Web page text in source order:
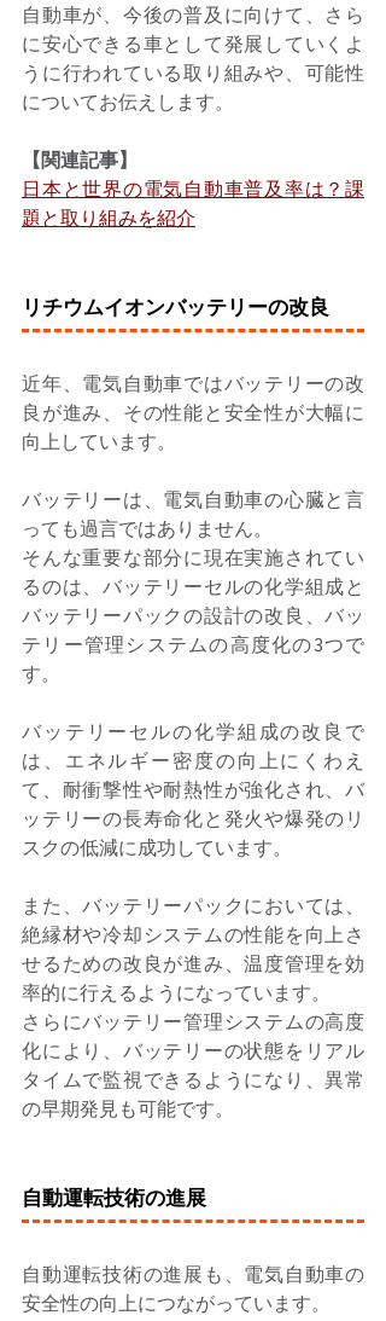
自動車が、今後の普及に向けて、さら
に安心できる車として発展していくよ
うに行われている取り組みや、可能性
についてお伝えします。
【関連記事】
日本と世界の電気自動車普及率は？課
題と取り組みを紹介
リチウムイオンバッテリーの改良
近年、電気自動車ではバッテリーの改
良が進み、その性能と安全性が大幅に
向上しています。
バッテリーは、電気自動車の心臓と言
っても過言ではありません。
そんな重要な部分に現在実施されてい
るのは、バッテリーセルの化学組成と
バッテリーパックの設計の改良、バッ
テリー管理システムの高度化の3つで
す。
バッテリーセルの化学組成の改良で
は、エネルギー密度の向上にくわえ
て、耐衝撃性や耐熱性が強化され、バ
ッテリーの長寿命化と発火や爆発のリ
スクの低減に成功しています。
また、バッテリーパックにおいては、
絶縁材や冷却システムの性能を向上さ
せるための改良が進み、温度管理を効
率的に行えるようになっています。
さらにバッテリー管理システムの高度
化により、バッテリーの状態をリアル
タイムで監視できるようになり、異常
の早期発見も可能です。
自動運転技術の進展
自動運転技術の進展も、電気自動車の
安全性の向上につながっています。